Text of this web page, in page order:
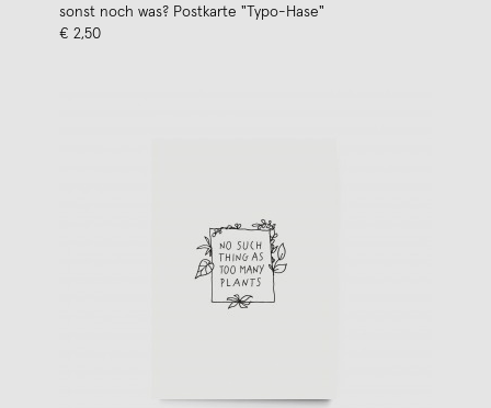
sonst noch was? Postkarte "Typo-Hase"
€ 2,50